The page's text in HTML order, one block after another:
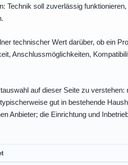
Technik soll zuverlässig
technischer Wert darüber, ob ein
Anschlussmöglichkeiten,
auf dieser Seite zu
gut in bestehende
Anbieter; die Einrichtung und